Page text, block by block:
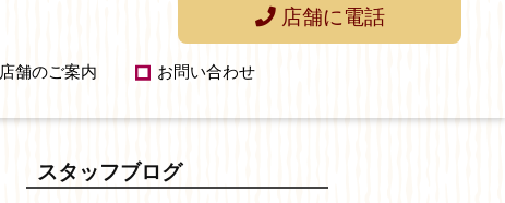
店舗のご案内 お問い合わせ
スタッフブログ
店舗に電話